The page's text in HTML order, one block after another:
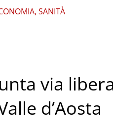
SANITÀ
via
d’Aosta